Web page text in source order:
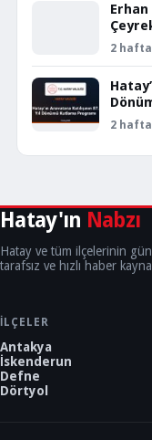
Erhan
2
2
Hatay'ın Nabzı
Hatay ve tüm ilçelerinin
tarafsız ve hızlı haber
İLÇELER
Antakya
İskenderun
Defne
Dörtyol